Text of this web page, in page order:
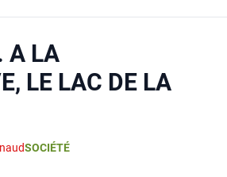
A LA
LE LAC DE LA
SOCIÉTÉ